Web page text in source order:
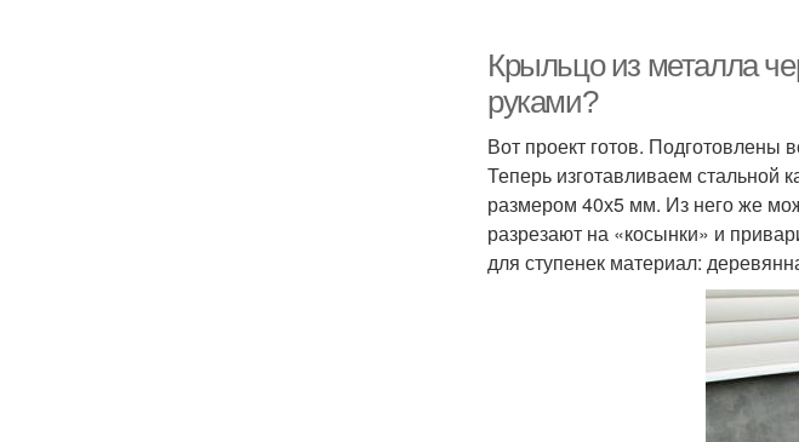
Крыльцо из металла
руками?
Вот проект готов. Подготовлены
Теперь изготавливаем стальной
размером 40х5 мм. Из него же
разрезают на «косынки» и
для ступенек материал: